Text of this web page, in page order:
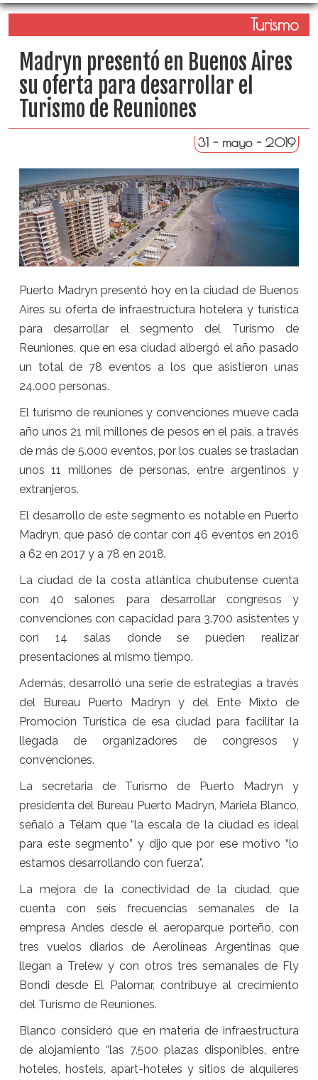
Turismo
Madryn presentó en Buenos Aires
su oferta para desarrollar el
Turismo de Reuniones
31 - mayo - 2019
Puerto Madryn presentó hoy en la ciudad de Buenos
Aires su oferta de infraestructura hotelera y turística
para desarrollar el segmento del Turismo de
Reuniones, que en esa ciudad albergó el año pasado
un total de 78 eventos a los que asistieron unas
24.000 personas.
El turismo de reuniones y convenciones mueve cada
año unos 21 mil millones de pesos en el país, a través
de más de 5.000 eventos, por los cuales se trasladan
unos 11 millones de personas, entre argentinos y
extranjeros.
El desarrollo de este segmento es notable en Puerto
Madryn, que pasó de contar con 46 eventos en 2016
a 62 en 2017 y a 78 en 2018.
La ciudad de la costa atlántica chubutense cuenta
con 40 salones para desarrollar congresos y
convenciones con capacidad para 3.700 asistentes y
con 14 salas donde se pueden realizar
presentaciones al mismo tiempo.
Además, desarrolló una serie de estrategias a través
del Bureau Puerto Madryn y del Ente Mixto de
Promoción Turística de esa ciudad para facilitar la
llegada de organizadores de congresos y
convenciones.
La secretaria de Turismo de Puerto Madryn y
presidenta del Bureau Puerto Madryn, Mariela Blanco,
señaló a Télam que “la escala de la ciudad es ideal
para este segmento” y dijo que por ese motivo “lo
estamos desarrollando con fuerza”.
La mejora de la conectividad de la ciudad, que
cuenta con seis frecuencias semanales de la
empresa Andes desde el aeroparque porteño, con
tres vuelos diarios de Aerolíneas Argentinas que
llegan a Trelew y con otros tres semanales de Fly
Bondi desde El Palomar, contribuye al crecimiento
del Turismo de Reuniones.
Blanco consideró que en materia de infraestructura
de alojamiento “las 7.500 plazas disponibles, entre
hoteles, hostels, apart-hoteles y sitios de alquileres